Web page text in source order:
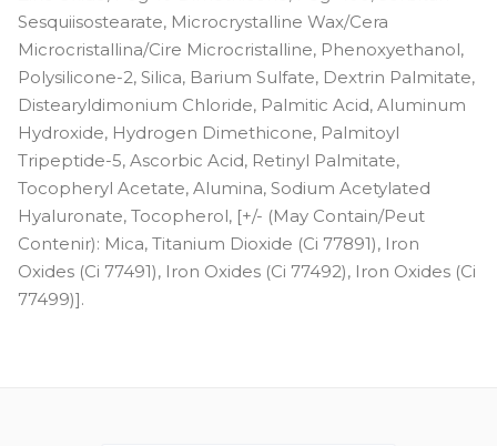
Sesquiisostearate, Microcrystalline Wax/Cera
Microcristallina/Cire Microcristalline, Phenoxyethanol,
Polysilicone-2, Silica, Barium Sulfate, Dextrin Palmitate,
Distearyldimonium Chloride, Palmitic Acid, Aluminum
Hydroxide, Hydrogen Dimethicone, Palmitoyl
Tripeptide-5, Ascorbic Acid, Retinyl Palmitate,
Tocopheryl Acetate, Alumina, Sodium Acetylated
Hyaluronate, Tocopherol, [+/- (May Contain/Peut
Contenir): Mica, Titanium Dioxide (Ci 77891), Iron
Oxides (Ci 77491), Iron Oxides (Ci 77492), Iron Oxides (Ci
77499)].